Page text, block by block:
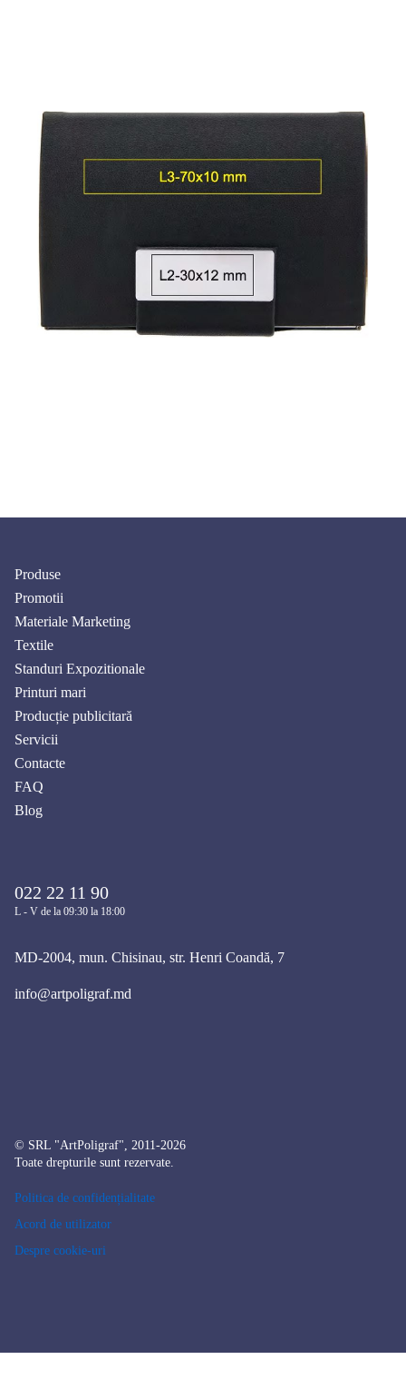
comanda
tara
MODALITATI DE PLATA
Produse
Promotii
Materiale Marketing
Textile
Standuri Expozitionale
Printuri mari
Producție publicitară
Servicii
Contacte
FAQ
Blog
022 22 11 90
L - V de la 09:30 la 18:00
MD-2004, mun. Chisinau, str. Henri Coandă, 7
info@artpoligraf.md
© SRL "ArtPoligraf", 2011-2026
Toate drepturile sunt rezervate.
Politica de confidențialitate
Acord de utilizator
Despre cookie-uri